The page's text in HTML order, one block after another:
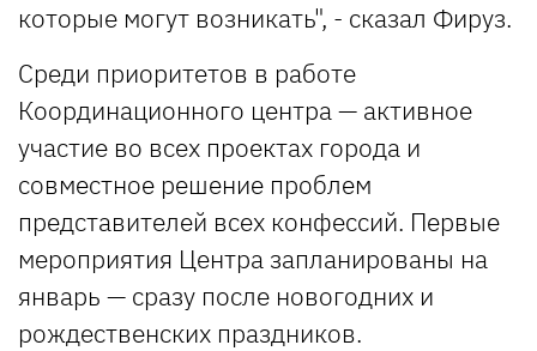
которые могут возникать", - сказал Фируз.
Среди приоритетов в работе
Координационного центра — активное
участие во всех проектах города и
совместное решение проблем
представителей всех конфессий. Первые
мероприятия Центра запланированы на
январь — сразу после новогодних и
рождественских праздников.